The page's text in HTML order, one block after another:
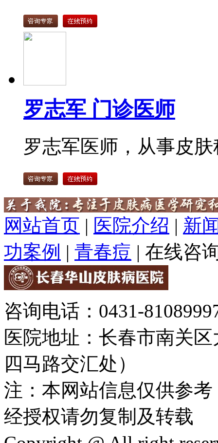
罗志军 门诊医师
罗志军医师，从事皮
网站首页 | 医院介绍 | 新
功案例 | 青春痘 | 在线咨
咨询电话：0431-
医院地址：长春市南关
四马路交汇处）
注：本网站信息仅供参
经授权请勿复制及转载